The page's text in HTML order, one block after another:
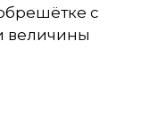
с
величины